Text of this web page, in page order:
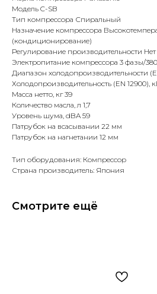
Модель C-SB
Тип компрессора Спиральный
Назначение компрессора
(кондиционирование)
Регулирование производительности Нет
Электропитание компрессора 3 фазы/
Диапазон холодопроизводительности
Холодопроизводительность (EN 12900),
Масса нетто, кг 39
Количество масла, л 1,7
Уровень шума, dBA 59
Патрубок на всасывании 22 мм
Патрубок на нагнетании 12 мм
Тип оборудования: Компрессор
Страна производитель: Япония
Смотрите ещё